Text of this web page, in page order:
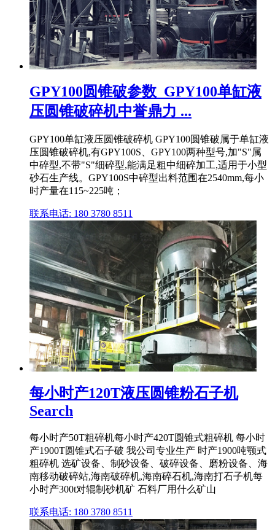
GPY100圆锥破参数_GPY100单缸液
压圆锥破碎机中誉鼎力 ...
GPY100单缸液压圆锥破碎机 GPY100圆锥破属于单缸液
压圆锥破碎机,有GPY100S、GPY100两种型号,加"S"属
中碎型,不带"S"细碎型,能满足粗中细碎加工,适用于小型
砂石生产线。GPY100S中碎型出料范围在2540mm,每小
时产量在115~225吨；
联系电话: 180 3780 8511
每小时产120T液压圆锥粉石子机
Search
每小时产50T粗碎机每小时产420T圆锥式粗碎机 每小时
产1900T圆锥式石子破 我公司专业生产 时产1900吨颚式
粗碎机 选矿设备、制砂设备、破碎设备、磨粉设备、海
南移动破碎站,海南破碎机,海南碎石机,海南打石子机每
小时产300t对辊制砂机矿 石料厂用什么矿山
联系电话: 180 3780 8511